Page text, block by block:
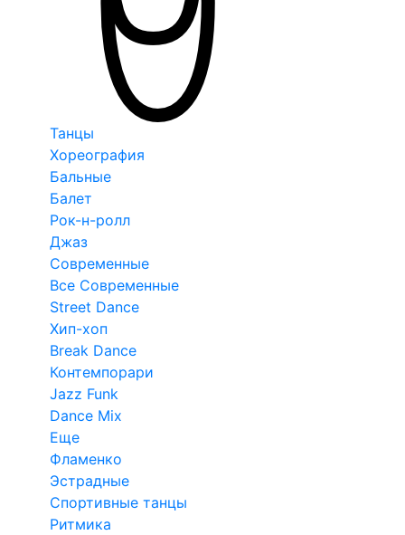
Танцы
Хореография
Бальные
Балет
Рок-н-ролл
Джаз
Современные
Все Современные
Street Dance
Хип-хоп
Break Dance
Контемпорари
Jazz Funk
Dance Mix
Еще
Фламенко
Эстрадные
Спортивные танцы
Ритмика